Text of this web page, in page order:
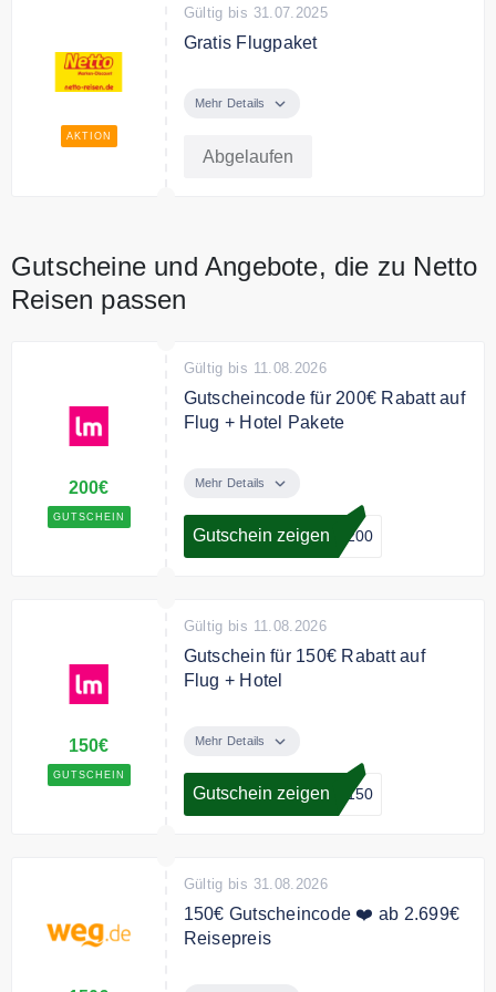
AKTION
Gültig bis 31.07.2025
Gratis Flugpaket
geschenkt bei Buchung
Mehr Details
Abgelaufen
Gutscheine und Angebote, die zu Netto
Reisen passen
200€
GUTSCHEIN
Gültig bis 11.08.2026
Gutscheincode für 200€ Rabatt auf
Flug + Hotel Pakete
Gutscheincode 200€ Rabatt auf
Bedingungen
August.
Mehr Details
Gutschein zeigen R200
150€
GUTSCHEIN
Gültig bis 11.08.2026
Gutschein für 150€ Rabatt auf
Flug + Hotel
Gutscheincode 150€ Rabatt auf
Flug + Hotel Paketen.
Bedingungen
Mehr Details
Gutschein zeigen R150
Gültig bis 31.08.2026
150€ Gutscheincode ❤️ ab 2.699€
Reisepreis